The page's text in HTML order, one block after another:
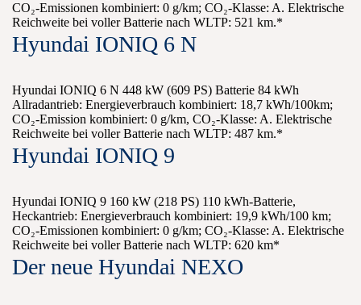
CO₂-Emissionen kombiniert: 0 g/km; CO₂-Klasse: A. Elektrische
Reichweite bei voller Batterie nach WLTP: 521 km.*
Hyundai IONIQ 6 N
Hyundai IONIQ 6 N 448 kW (609 PS) Batterie 84 kWh
Allradantrieb: Energieverbrauch kombiniert: 18,7 kWh/100km;
CO₂-Emission kombiniert: 0 g/km, CO₂-Klasse: A. Elektrische
Reichweite bei voller Batterie nach WLTP: 487 km.*
Hyundai IONIQ 9
Hyundai IONIQ 9 160 kW (218 PS) 110 kWh-Batterie,
Heckantrieb: Energieverbrauch kombiniert: 19,9 kWh/100 km;
CO₂-Emissionen kombiniert: 0 g/km; CO₂-Klasse: A. Elektrische
Reichweite bei voller Batterie nach WLTP: 620 km*
Der neue Hyundai NEXO